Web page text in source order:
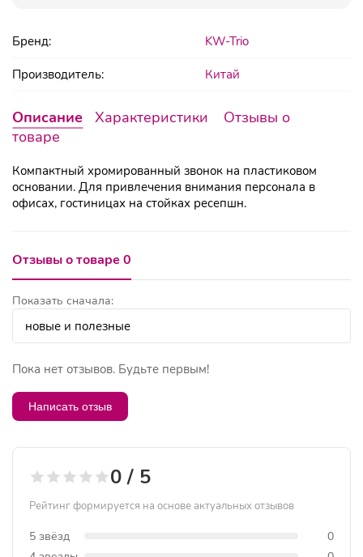
Бренд: KW-Trio
Производитель: Китай
Описание Характеристики
Отзывы о
товаре
Компактный хромированный звонок на пластиковом
основании. Для привлечения внимания персонала в
офисах, гостиницах на стойках ресепшн.
Отзывы о товаре 0
Показать сначала:
Пока нет отзывов. Будьте первым!
Написать отзыв
0 / 5
Рейтинг формируется на основе актуальных отзывов
5 звёзд
0